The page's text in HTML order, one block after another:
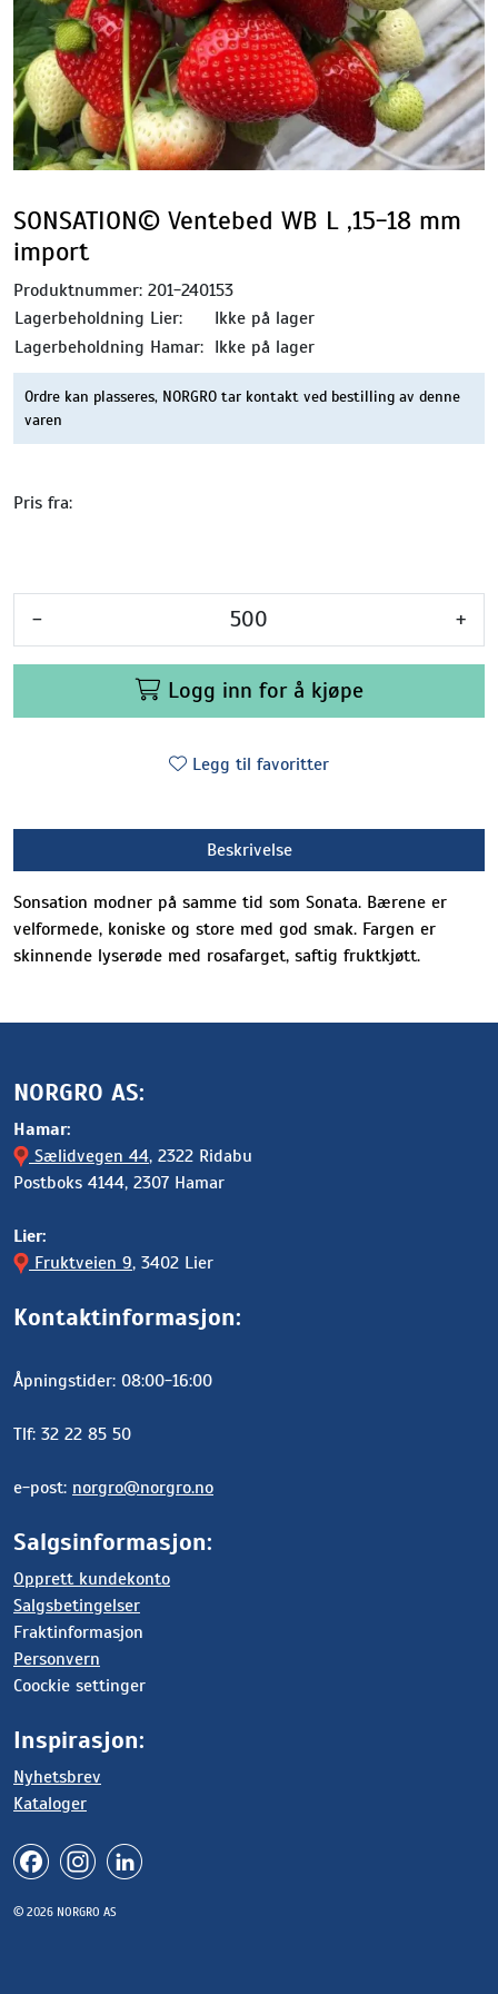
SONSATION© Ventebed WB L ,15-18 mm
import
Produktnummer: 201-240153
Lagerbeholdning Lier:
Ikke på lager
Lagerbeholdning Hamar: Ikke på lager
Ordre kan plasseres, NORGRO tar kontakt ved bestilling av denne
varen
Pris fra:
- +
Logg inn for å kjøpe
Legg til favoritter
Beskrivelse
Sonsation modner på samme tid som Sonata. Bærene er
velformede, koniske og store med god smak. Fargen er
skinnende lyserøde med rosafarget, saftig fruktkjøtt.
NORGRO AS:
Hamar:
Sælidvegen 44, 2322 Ridabu
Postboks 4144, 2307 Hamar
Lier:
Fruktveien 9, 3402 Lier
Kontaktinformasjon:
Åpningstider: 08:00-16:00
Tlf: 32 22 85 50
e-post: norgro@norgro.no
Salgsinformasjon:
Opprett kundekonto
Salgsbetingelser
Fraktinformasjon
Personvern
Coockie settinger
Inspirasjon:
Nyhetsbrev
Kataloger
© 2026 NORGRO AS